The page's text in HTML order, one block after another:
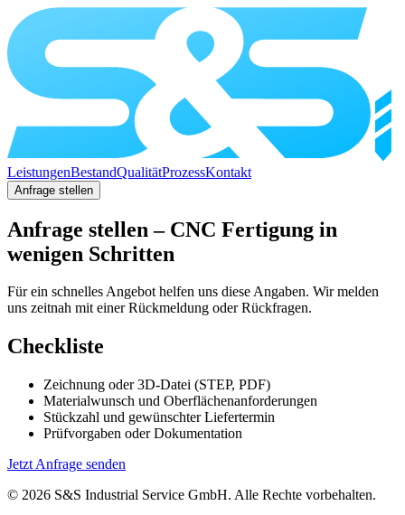
LeistungenBestandQualitätProzessKontakt
Anfrage stellen
Anfrage stellen – CNC Fertigung in
wenigen Schritten
Für ein schnelles Angebot helfen uns diese Angaben. Wir melden
uns zeitnah mit einer Rückmeldung oder Rückfragen.
Checkliste
Zeichnung oder 3D-Datei (STEP, PDF)
Materialwunsch und Oberflächenanforderungen
Stückzahl und gewünschter Liefertermin
Prüfvorgaben oder Dokumentation
Jetzt Anfrage senden
© 2026 S&S Industrial Service GmbH. Alle Rechte vorbehalten.